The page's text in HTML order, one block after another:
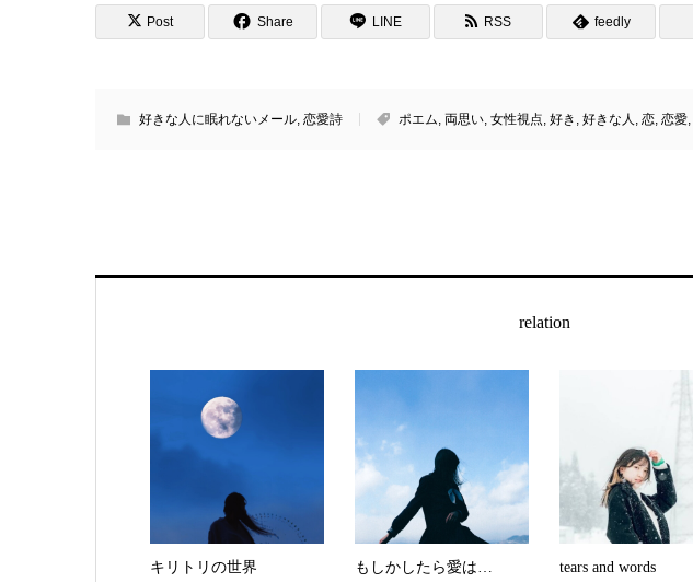
Post Share LINE RSS feedly
好きな人に眠れないメール, 恋愛詩 ポエム, 両思い, 女性視点, 好き , 好きな人 , 恋, 恋愛,
relation
キリトリの世界 もしかしたら愛は… tears and words